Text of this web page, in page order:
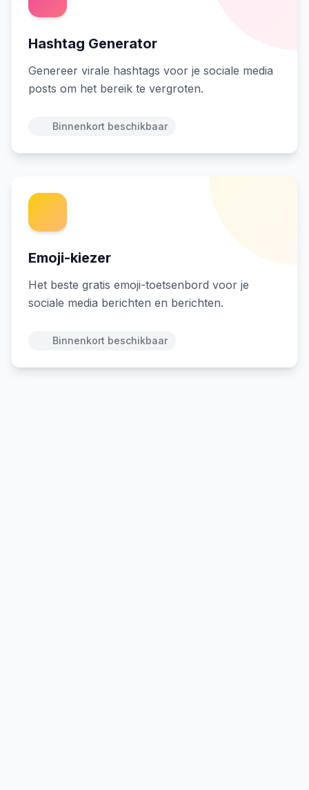
Hashtag Generator
Genereer virale hashtags voor je sociale media
posts om het bereik te vergroten.
Binnenkort beschikbaar
Emoji-kiezer
Het beste gratis emoji-toetsenbord voor je
sociale media berichten en berichten.
Binnenkort beschikbaar